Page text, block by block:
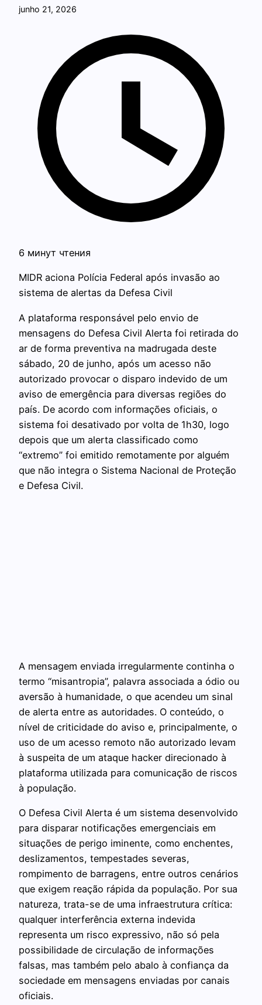
junho 21, 2026
6 минут чтения
MIDR aciona Polícia Federal após invasão ao
sistema de alertas da Defesa Civil
A plataforma responsável pelo envio de
mensagens do Defesa Civil Alerta foi retirada do
ar de forma preventiva na madrugada deste
sábado, 20 de junho, após um acesso não
autorizado provocar o disparo indevido de um
aviso de emergência para diversas regiões do
país. De acordo com informações oficiais, o
sistema foi desativado por volta de 1h30, logo
depois que um alerta classificado como
“extremo” foi emitido remotamente por alguém
que não integra o Sistema Nacional de Proteção
e Defesa Civil.
A mensagem enviada irregularmente continha o
termo “misantropia”, palavra associada a ódio ou
aversão à humanidade, o que acendeu um sinal
de alerta entre as autoridades. O conteúdo, o
nível de criticidade do aviso e, principalmente, o
uso de um acesso remoto não autorizado levam
à suspeita de um ataque hacker direcionado à
plataforma utilizada para comunicação de riscos
à população.
O Defesa Civil Alerta é um sistema desenvolvido
para disparar notificações emergenciais em
situações de perigo iminente, como enchentes,
deslizamentos, tempestades severas,
rompimento de barragens, entre outros cenários
que exigem reação rápida da população. Por sua
natureza, trata-se de uma infraestrutura crítica:
qualquer interferência externa indevida
representa um risco expressivo, não só pela
possibilidade de circulação de informações
falsas, mas também pelo abalo à confiança da
sociedade em mensagens enviadas por canais
oficiais.